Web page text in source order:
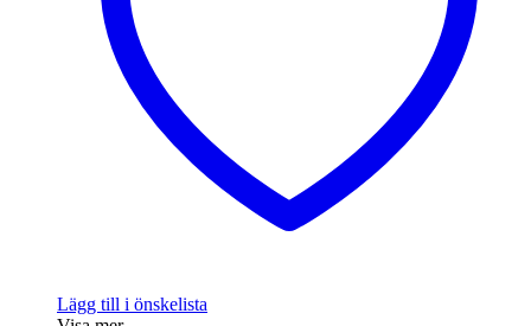
Lägg till i önskelista